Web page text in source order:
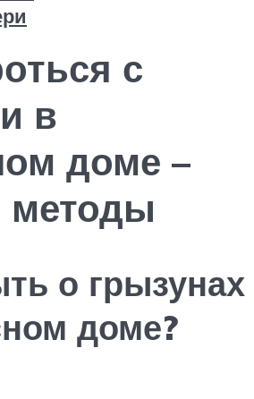
с
в
доме –
методы
о грызунах
доме?